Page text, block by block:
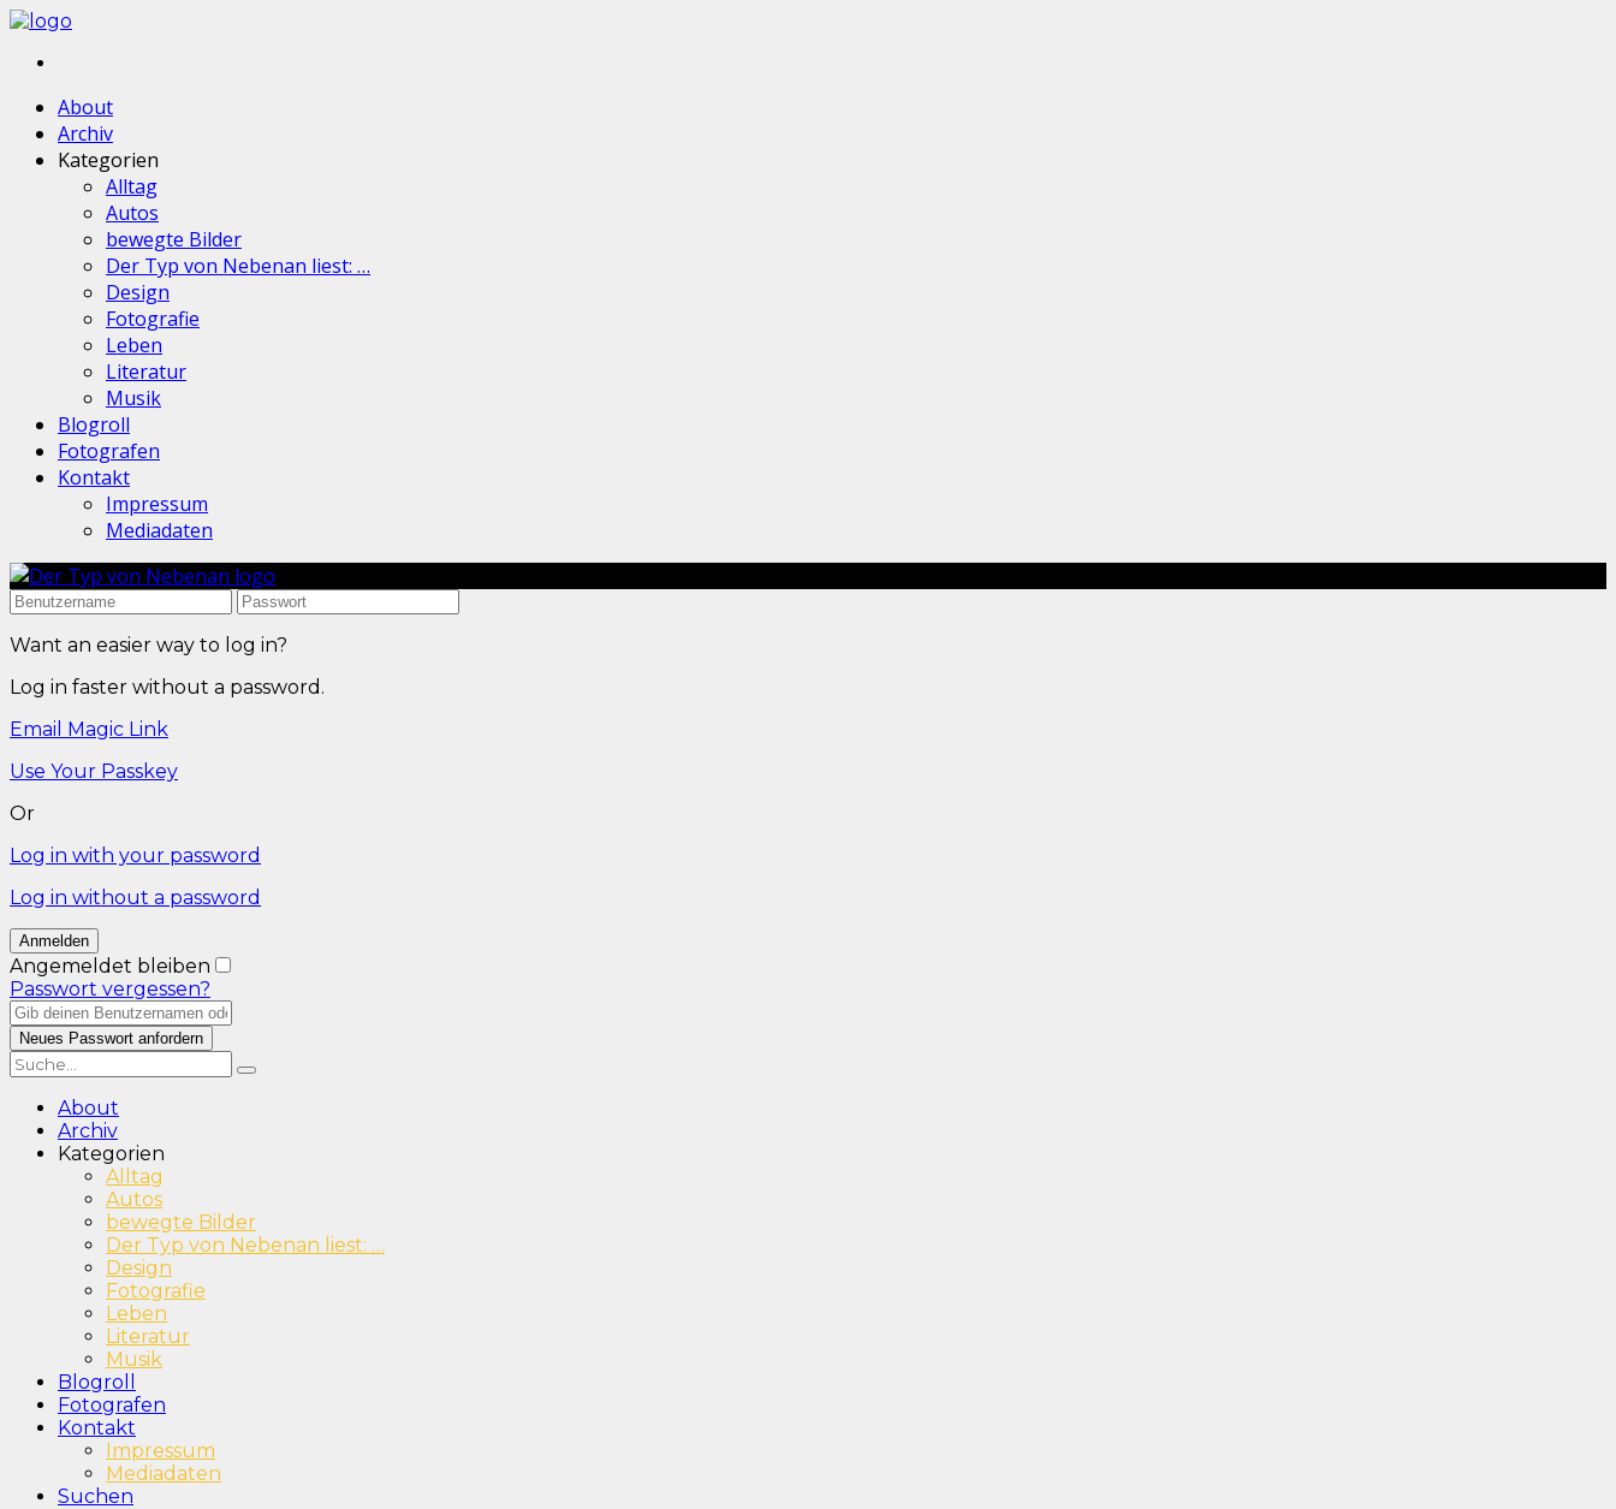
About
Archiv
Kategorien
Alltag
Autos
bewegte Bilder
Der Typ von Nebenan liest: …
Design
Fotografie
Leben
Literatur
Musik
Blogroll
Fotografen
Kontakt
Impressum
Mediadaten
Want an easier way to log in?
Log in faster without a password.
Email Magic Link
Use Your Passkey
Or
Log in with your password
Log in without a password
Angemeldet bleiben
Passwort vergessen?
About
Archiv
Kategorien
Alltag
Autos
bewegte Bilder
Der Typ von Nebenan liest: …
Design
Fotografie
Leben
Literatur
Musik
Blogroll
Fotografen
Kontakt
Impressum
Mediadaten
Suchen